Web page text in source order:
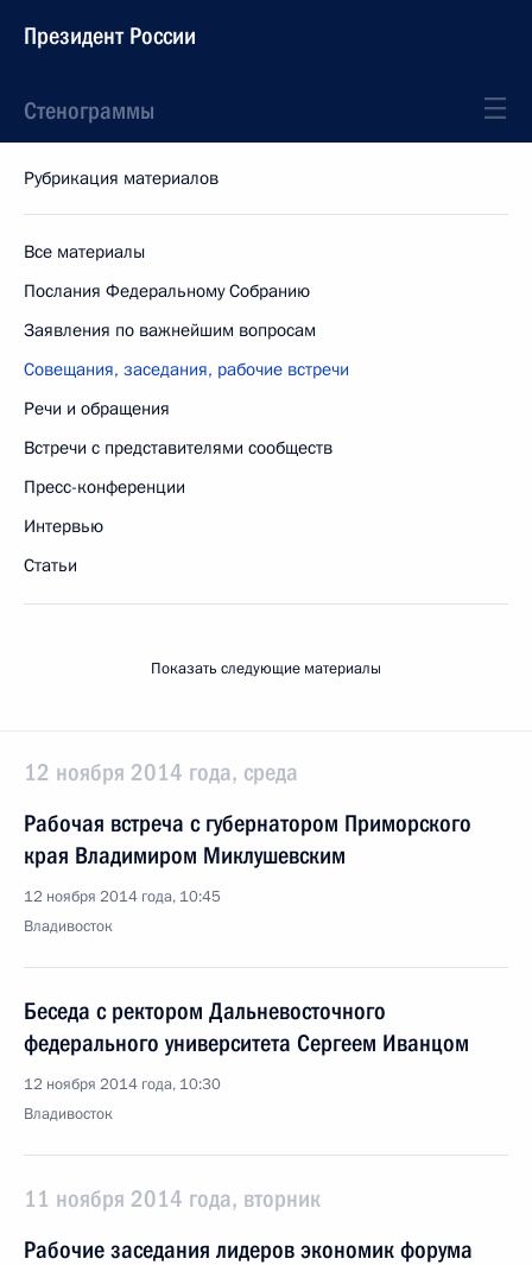
Президент России
Стенограммы
Рубрикация материалов
Все материалы
Послания Федеральному Собранию
Заявления по важнейшим вопросам
Совещания, заседания, рабочие встречи
Речи и обращения
Встречи с представителями сообществ
Пресс-конференции
Интервью
Статьи
Показать следующие материалы
12 ноября 2014 года, среда
Рабочая встреча с губернатором Приморского
края Владимиром Миклушевским
12 ноября 2014 года, 10:45
Владивосток
Беседа с ректором Дальневосточного
федерального университета Сергеем Иванцом
12 ноября 2014 года, 10:30
Владивосток
11 ноября 2014 года, вторник
Рабочие заседания лидеров экономик форума